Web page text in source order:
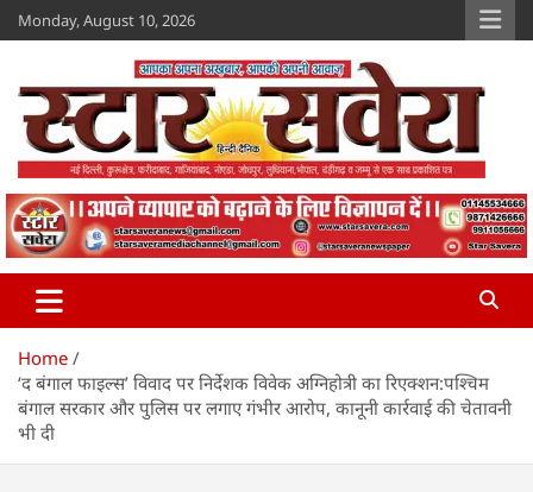
Skip
to
Monday, August 10, 2026
Star Savera
www.starsavera.com
Home
‘द बंगाल फाइल्स’ विवाद पर निर्देशक विवेक अग्निहोत्री का रिएक्शन:पश्चिम
बंगाल सरकार और पुलिस पर लगाए गंभीर आरोप, कानूनी कार्रवाई की चेतावनी
भी दी